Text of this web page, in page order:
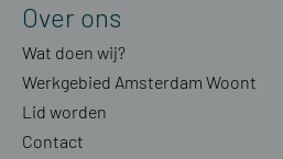
Over ons
Wat doen wij?
Werkgebied Amsterdam Woont
Lid worden
Contact